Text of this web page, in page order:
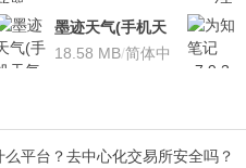
墨迹天气(手机天
气软
18.58 MB/简体中
平台？去中心化交易所安全吗？